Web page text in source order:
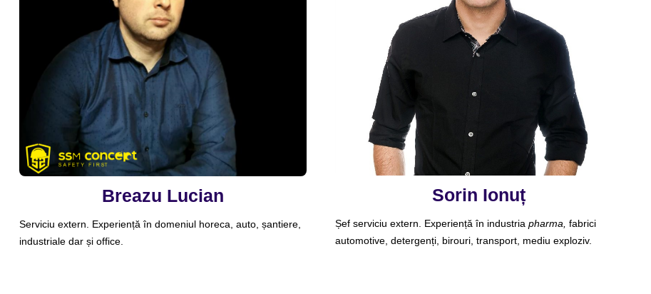
Breazu Lucian
Serviciu extern. Experiență în domeniul horeca, auto, șantiere,
industriale dar și office.
Sorin Ionuț
Șef serviciu extern. Experiență în industriapharma, fabrici
automotive, detergenți, birouri, transport, mediu exploziv.